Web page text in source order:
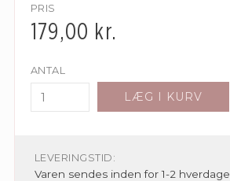
PRIS
179,00 kr.
ANTAL
LÆG I KURV
LEVERINGSTID:
Varen sendes inden for 1-2 hverdage.